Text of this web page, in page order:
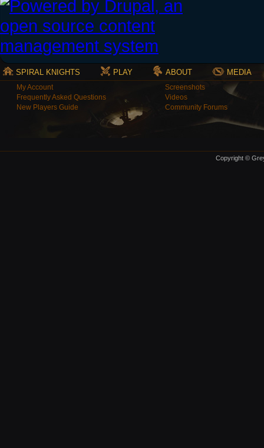
SPIRAL KNIGHTS PLAY ABOUT MEDIA
My Account
Frequently Asked Questions
New Players Guide
Screenshots
Videos
Community Forums
Copyright ©